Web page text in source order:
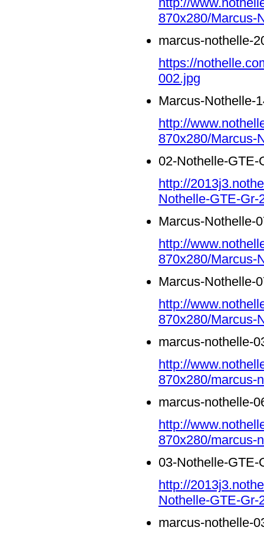
870x280/Marcus-
marcus-nothelle-
https://
002.jpg
Marcus-Nothelle-
http://
870x280/Marcus-
02-Nothelle-GTE-
http://
Nothelle-GTE-Gr-
Marcus-Nothelle-
http://
870x280/Marcus-
Marcus-Nothelle-
http://
870x280/Marcus-
marcus-nothelle-
http://
870x280/marcus-
marcus-nothelle-
http://
870x280/marcus-
03-Nothelle-GTE-
http://
Nothelle-GTE-Gr-
marcus-nothelle-